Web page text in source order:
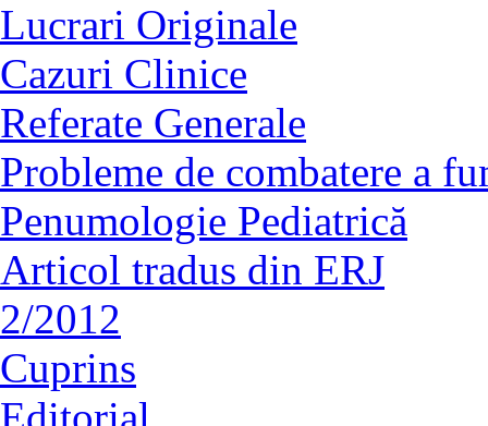
Lucrari Originale
Cazuri Clinice
Referate Generale
Probleme de combatere a
Penumologie Pediatrică
Articol tradus din ERJ
2/2012
Cuprins